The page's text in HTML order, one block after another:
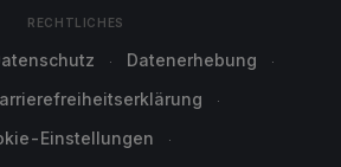
RECHTLICHES
Datenerhebung
Einstellungen